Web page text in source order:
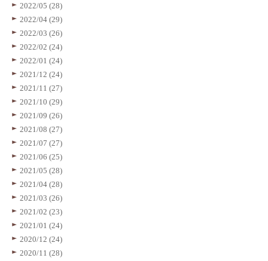
2022/05 (28)
2022/04 (29)
2022/03 (26)
2022/02 (24)
2022/01 (24)
2021/12 (24)
2021/11 (27)
2021/10 (29)
2021/09 (26)
2021/08 (27)
2021/07 (27)
2021/06 (25)
2021/05 (28)
2021/04 (28)
2021/03 (26)
2021/02 (23)
2021/01 (24)
2020/12 (24)
2020/11 (28)